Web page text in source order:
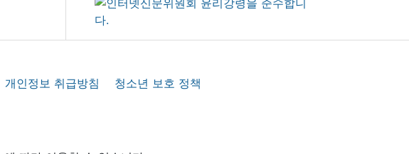
개인정보 취급방침 청소년 보호 정책